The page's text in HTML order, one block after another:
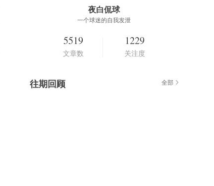
夜白侃球
一个球迷的自我发泄
5519
文章数
1229
关注度
往期回顾 全部